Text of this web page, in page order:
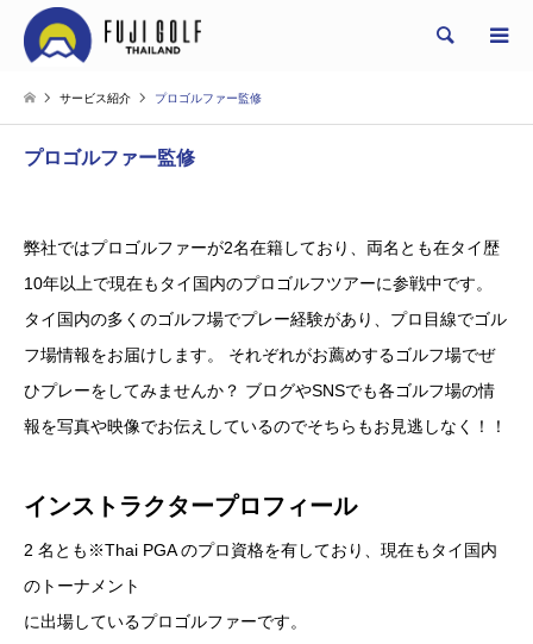
Search
サービス紹介 プロゴルファー監修
プロゴルファー監修
弊社ではプロゴルファーが2名在籍しており、両名とも在タイ歴
10年以上で現在もタイ国内のプロゴルフツアーに参戦中です。
タイ国内の多くのゴルフ場でプレー経験があり、プロ目線でゴル
フ場情報をお届けします。 それぞれがお薦めするゴルフ場でぜ
ひプレーをしてみませんか？ ブログやSNSでも各ゴルフ場の情
報を写真や映像でお伝えしているのでそちらもお見逃しなく！！
インストラクタープロフィール
2 名とも※Thai PGA のプロ資格を有しており、現在もタイ国内
のトーナメント
に出場しているプロゴルファーです。